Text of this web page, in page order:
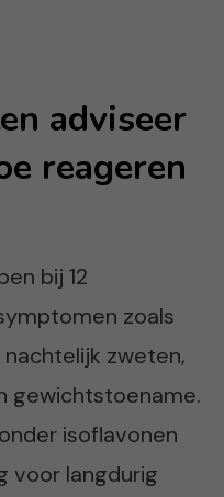
adviseer
reageren
bij 12
zoals
zweten,
gewichtstoename.
isoflavonen
voor langdurig